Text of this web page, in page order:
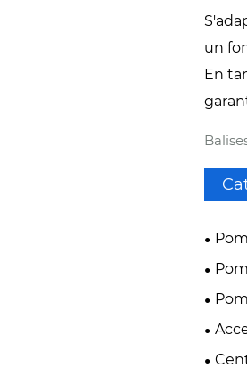
un
En